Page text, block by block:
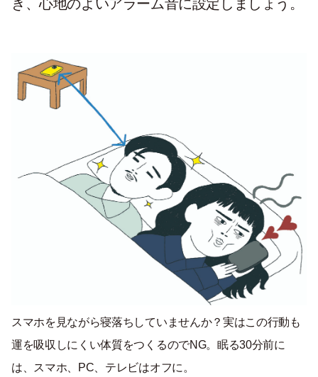
き、心地のよいアラーム音に設定しましょう。
スマホを見ながら寝落ちしていませんか？実はこの行動も
運を吸収しにくい体質をつくるのでNG。眠る30分前に
は、スマホ、PC、テレビはオフに。